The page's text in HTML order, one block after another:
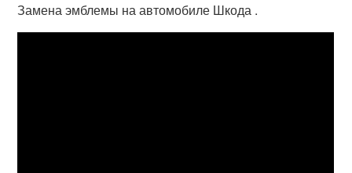
Замена эмблемы на автомобиле Шкода .